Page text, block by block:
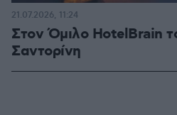
Στον Όμιλο HotelBrain
Σαντορίνη
21.07.2026, 11:24